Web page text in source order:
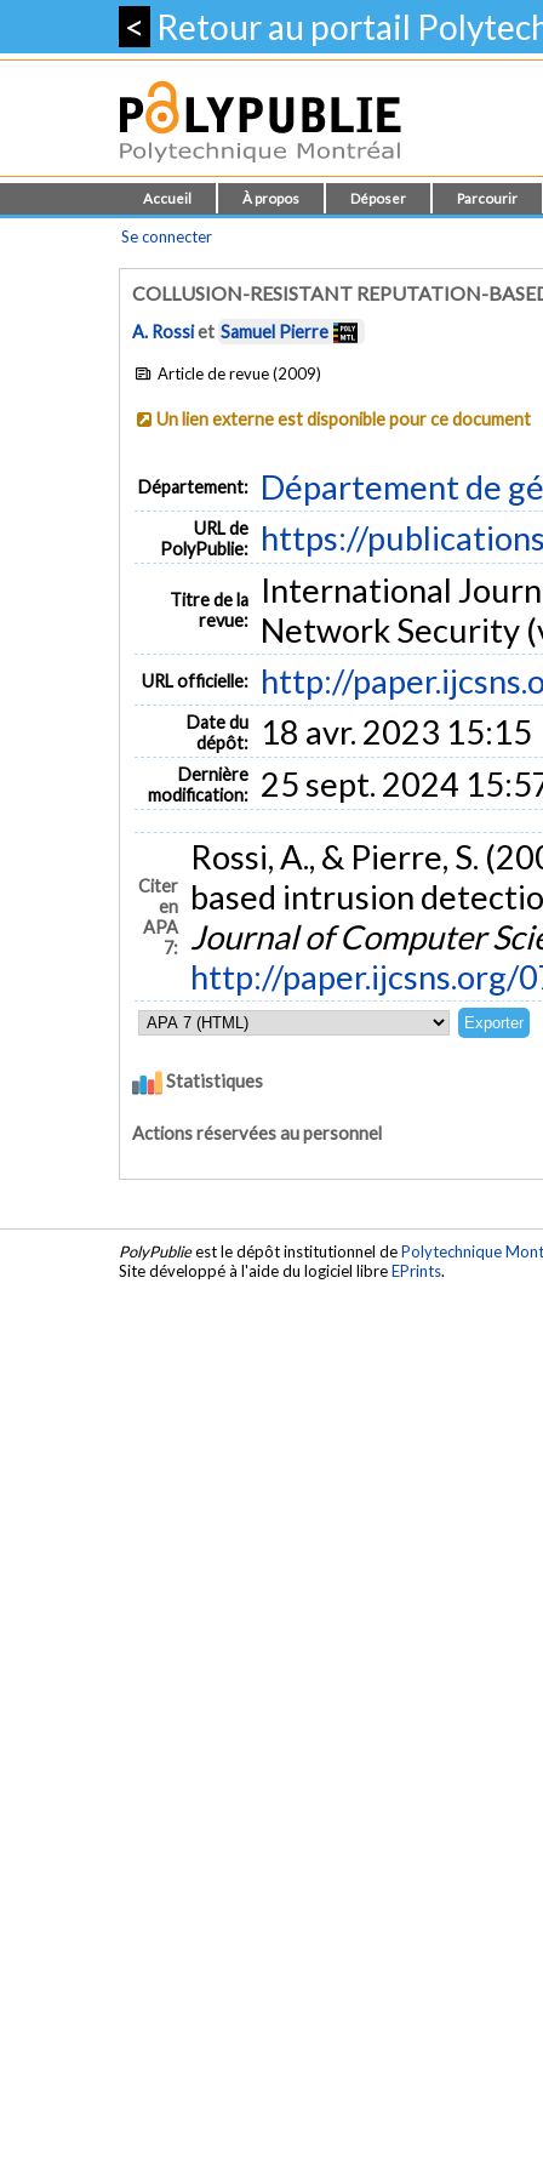
< Retour au portail
Accueil À propos Déposer Parcourir
Se connecter
COLLUSION-RESISTANT REPUTATION-
A. Rossiet Samuel Pierre
Article de revue (2009)
Un lien externe est disponible pour ce document
Département: Département de
URL de
PolyPublie:
https://
Titre de la
revue:
International
Network Security
URL officielle: http://
Date du
dépôt:
18 avr. 2023 15:15
Dernière
modification:
25 sept. 2024
Citer
en
APA
7:
Rossi, A., & Pierre, S.
based intrusion
Journal of Computer
http://paper.ijcsns.org/
Statistiques
Actions réservées au personnel
PolyPublieest le dépôt institutionnel dePolytechnique
Site développé à l'aide du logiciel libreEPrints.